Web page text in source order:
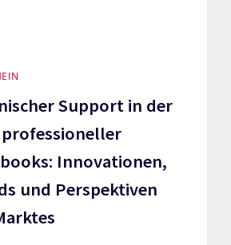
Support in der
Innovationen,
und Perspektiven